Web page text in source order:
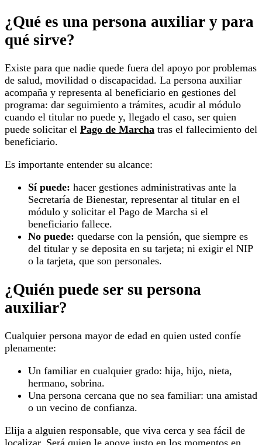
¿Qué es una persona auxiliar y para
qué sirve?
Existe para que nadie quede fuera del apoyo por problemas
de salud, movilidad o discapacidad. La persona auxiliar
acompaña y representa al beneficiario en gestiones del
programa: dar seguimiento a trámites, acudir al módulo
cuando el titular no puede y, llegado el caso, ser quien
puede solicitar el Pago de Marcha tras el fallecimiento del
beneficiario.
Es importante entender su alcance:
Sí puede: hacer gestiones administrativas ante la
Secretaría de Bienestar, representar al titular en el
módulo y solicitar el Pago de Marcha si el
beneficiario fallece.
No puede: quedarse con la pensión, que siempre es
del titular y se deposita en su tarjeta; ni exigir el NIP
o la tarjeta, que son personales.
¿Quién puede ser su persona
auxiliar?
Cualquier persona mayor de edad en quien usted confíe
plenamente:
Un familiar en cualquier grado: hija, hijo, nieta,
hermano, sobrina.
Una persona cercana que no sea familiar: una amistad
o un vecino de confianza.
Elija a alguien responsable, que viva cerca y sea fácil de